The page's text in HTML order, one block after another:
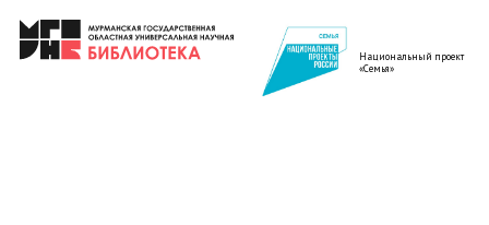
Национальный проект
«Семья»